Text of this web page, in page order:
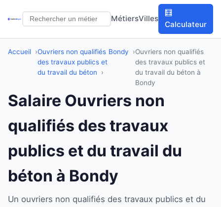
MétiersVilles
🧮
Calculateur
Accueil
Ouvriers non qualifiés
des travaux publics et
du travail du béton
Bondy
Ouvriers non qualifiés
des travaux publics et
du travail du béton à
Bondy
Salaire Ouvriers non
qualifiés des travaux
publics et du travail du
béton à Bondy
Un ouvriers non qualifiés des travaux publics et du